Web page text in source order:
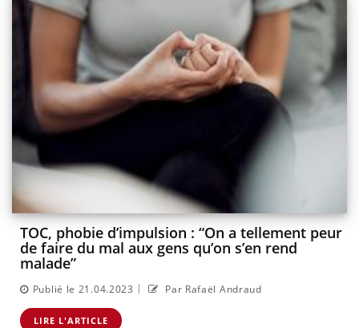
TOC, phobie d’impulsion : “On a tellement peur
de faire du mal aux gens qu’on s’en rend
malade”
Publié le 21.04.2023 | Par Rafaël Andraud
LIRE L'ARTICLE